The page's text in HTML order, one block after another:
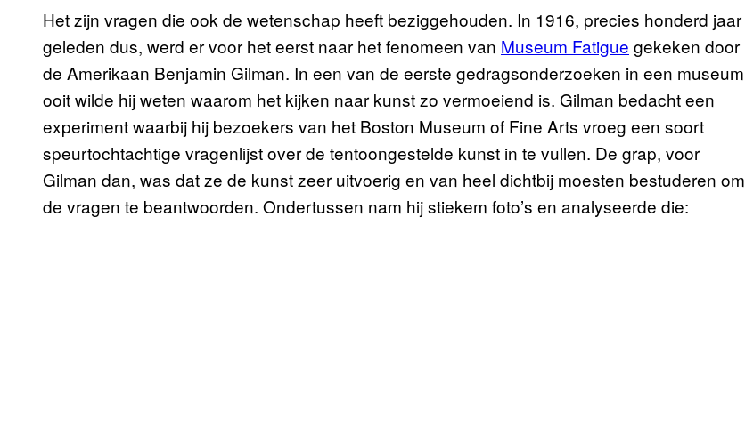
Het zijn vragen die ook de wetenschap heeft beziggehouden. In 1916, precies honderd jaar
geleden dus, werd er voor het eerst naar het fenomeen van Museum Fatigue gekeken door
de Amerikaan Benjamin Gilman. In een van de eerste gedragsonderzoeken in een museum
ooit wilde hij weten waarom het kijken naar kunst zo vermoeiend is. Gilman bedacht een
experiment waarbij hij bezoekers van het Boston Museum of Fine Arts vroeg een soort
speurtochtachtige vragenlijst over de tentoongestelde kunst in te vullen. De grap, voor
Gilman dan, was dat ze de kunst zeer uitvoerig en van heel dichtbij moesten bestuderen om
de vragen te beantwoorden. Ondertussen nam hij stiekem foto’s en analyseerde die: